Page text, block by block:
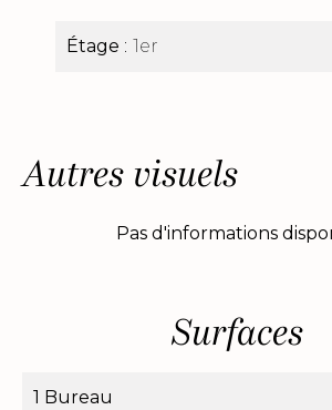
Étage 1er
Autres visuels
Pas d'informations
Surfaces
1 Bureau